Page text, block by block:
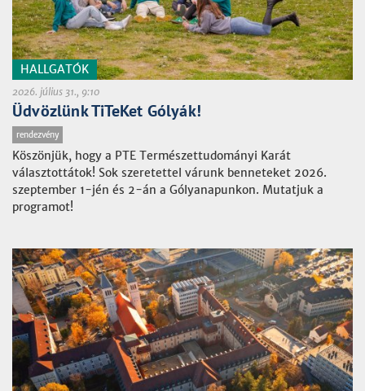
HALLGATÓK
2026. július 31., 9:10
Üdvözlünk TiTeKet Gólyák!
rendezvény
Köszönjük, hogy a PTE Természettudományi Karát
választottátok! Sok szeretettel várunk benneteket 2026.
szeptember 1-jén és 2-án a Gólyanapunkon. Mutatjuk a
programot!